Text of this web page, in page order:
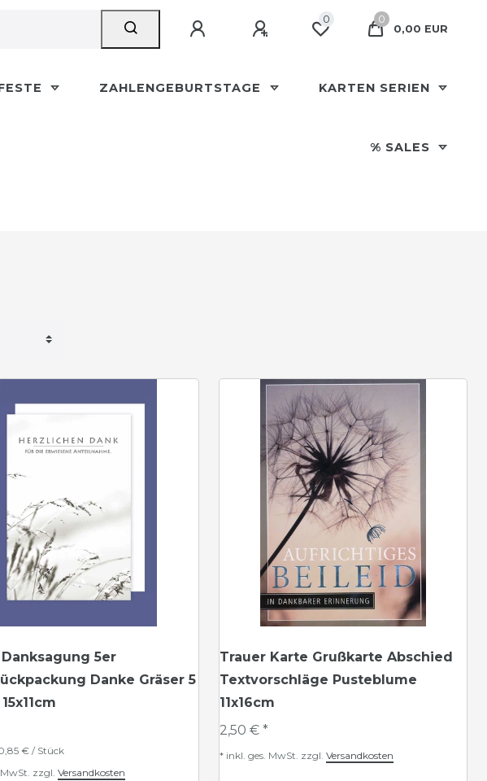
0
0
0,00 EUR
ZAHLENGEBURTSTAGE KARTEN SERIEN
% SALES
5er
Danke Gräser 5
€ / Stück
zzgl. Versandkosten
Trauer Karte Grußkarte Abschied
Textvorschläge Pusteblume
11x16cm
2,50 € *
* inkl. ges. MwSt. zzgl. Versandkosten